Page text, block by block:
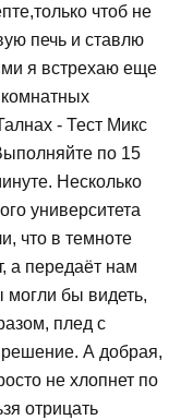
чтоб не
печь и ставлю
я встрехаю еще
- Тест Микс
по 15
Несколько
университета
что в темноте
а передаёт нам
могли бы видеть,
плед с
решение. А добрая,
не хлопнет по
отрицать